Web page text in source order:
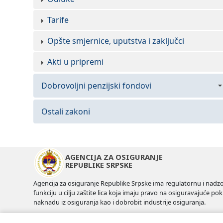
Tarife
Opšte smjernice, uputstva i zaključci
Akti u pripremi
Dobrovoljni penzijski fondovi
Zakoni
Odluke
Akti u pripremi
Ostali zakoni
AGENCIJA ZA OSIGURANJE
REPUBLIKE SRPSKE
Agencija za osiguranje Republike Srpske ima regulatornu i
funkciju u cilju zaštite lica koja imaju pravo na osiguravajuće
naknadu iz osiguranja kao i dobrobit industrije osiguranja.